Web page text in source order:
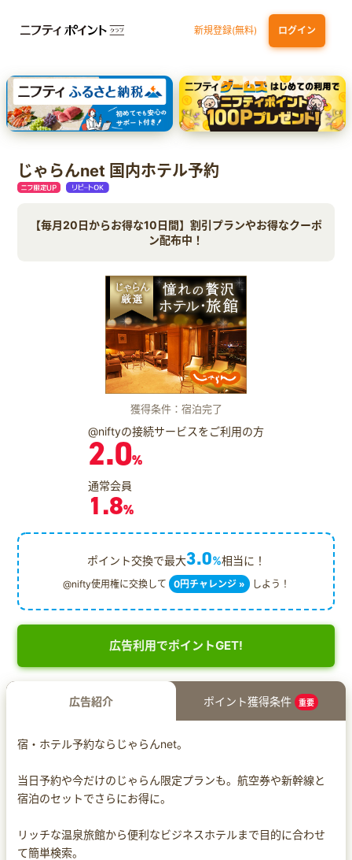
新規登録(無料) ログイン
エポスカード【最短1週間程度付与】
【親権者さまの代理申込専用】三井住友銀行Oliveお子さま用口座
三井住友カード（NL）
じゃらんnet 国内ホテル予約
【毎月20日からお得な10日間】割引プランやお得なクーポ
ン配布中！
獲得条件：宿泊完了
@niftyの接続サービスをご利用の方
2.0%
通常会員
1.8%
ポイント交換で最大3.0%相当に！
@nifty使用権に交換して 0円チャレンジ » しよう！
広告利用でポイントGET!
広告紹介 ポイント獲得条件 重要
宿・ホテル予約ならじゃらんnet。
当日予約や今だけのじゃらん限定プランも。航空券や新幹線と
宿泊のセットでさらにお得に。
リッチな温泉旅館から便利なビジネスホテルまで目的に合わせ
て簡単検索。